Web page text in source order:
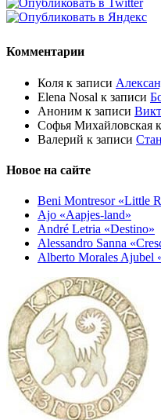
Комментарии
Коля к записи
Elena Nosal к записи
Аноним к записи
Софья Михайловская
Валерий к записи
Новое на сайте
Beni Montresor «Little
Ajo «Aapjes-land»
André Letria «Destino»
Alessandro Sanna
Alberto Morales Ajubel